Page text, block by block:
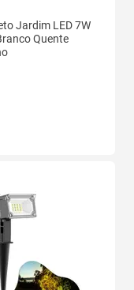
Jardim LED 7W
Quente